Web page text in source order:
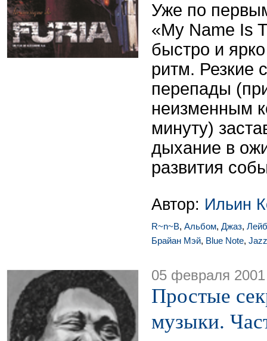
Уже по
«My Name Is
быстро и
ритм. Резкие
перепады
неизменным
минуту)
дыхание в
развития
Автор: Ильин
R~n~B, Альбом, Джаз,
Брайан Мэй, Blue Note,
05 февраля 2001
Простые
музыки.